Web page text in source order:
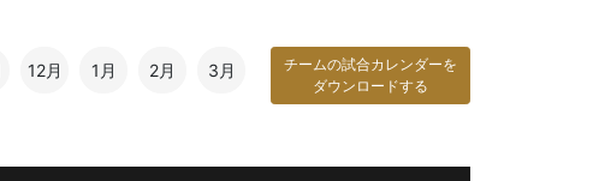
12月 1月 2月 3月
チームの試合カレンダーを
ダウンロードする